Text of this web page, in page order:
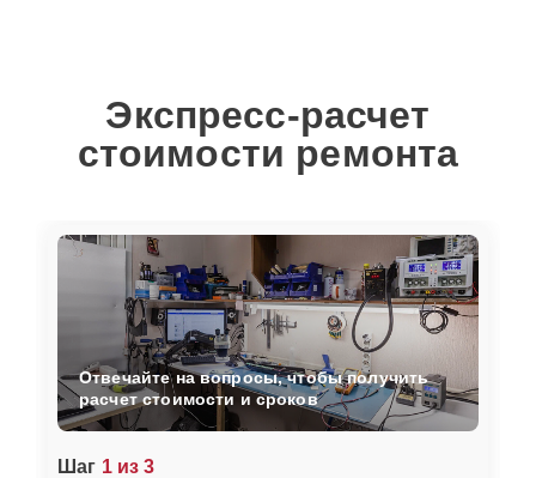
Экспресс-расчет
стоимости ремонта
Шаг 1 из 3
Отвечайте на вопросы, чтобы получить
расчет стоимости и сроков